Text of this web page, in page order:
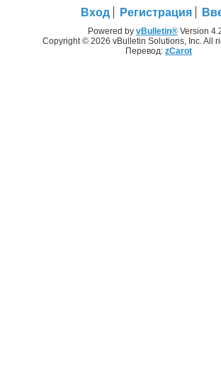
Вход Регистрация
Powered by vBulletin®Version
Copyright © 2026 vBulletin Solutions, Inc. All
Перевод: zCarot